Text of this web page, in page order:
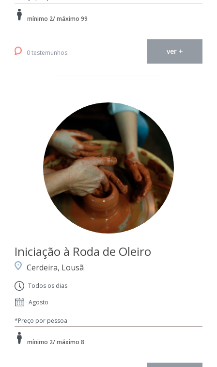
mínimo 2/ máximo 99
0 testemunhos ver +
Iniciação à Roda de Oleiro
Cerdeira, Lousã
Todos os dias
Agosto
*Preço por pessoa
mínimo 2/ máximo 8